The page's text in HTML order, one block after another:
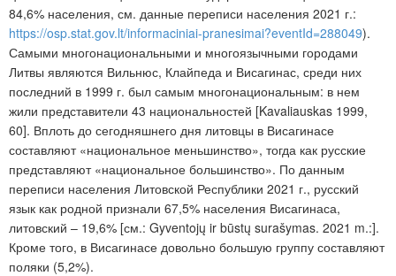
84,6% населения, см. данные переписи населения 2021 г.:
https://osp.stat.gov.lt/informaciniai-pranesimai?eventId=288049).
Самыми многонациональными и многоязычными городами
Литвы являются Вильнюс, Клайпеда и Висагинас, среди них
последний в 1999 г. был самым многонациональным: в нем
жили представители 43 национальностей [Kavaliauskas 1999,
60]. Вплоть до сегодняшнего дня литовцы в Висагинасе
составляют «национальное меньшинство», тогда как русские
представляют «национальное большинство». По данным
переписи населения Литовской Республики 2021 г., русский
язык как родной признали 67,5% населения Висагинаса,
литовский – 19,6% [см.: Gyventojų ir būstų surašymas. 2021 m.:].
Кроме того, в Висагинасе довольно большую группу составляют
поляки (5,2%).